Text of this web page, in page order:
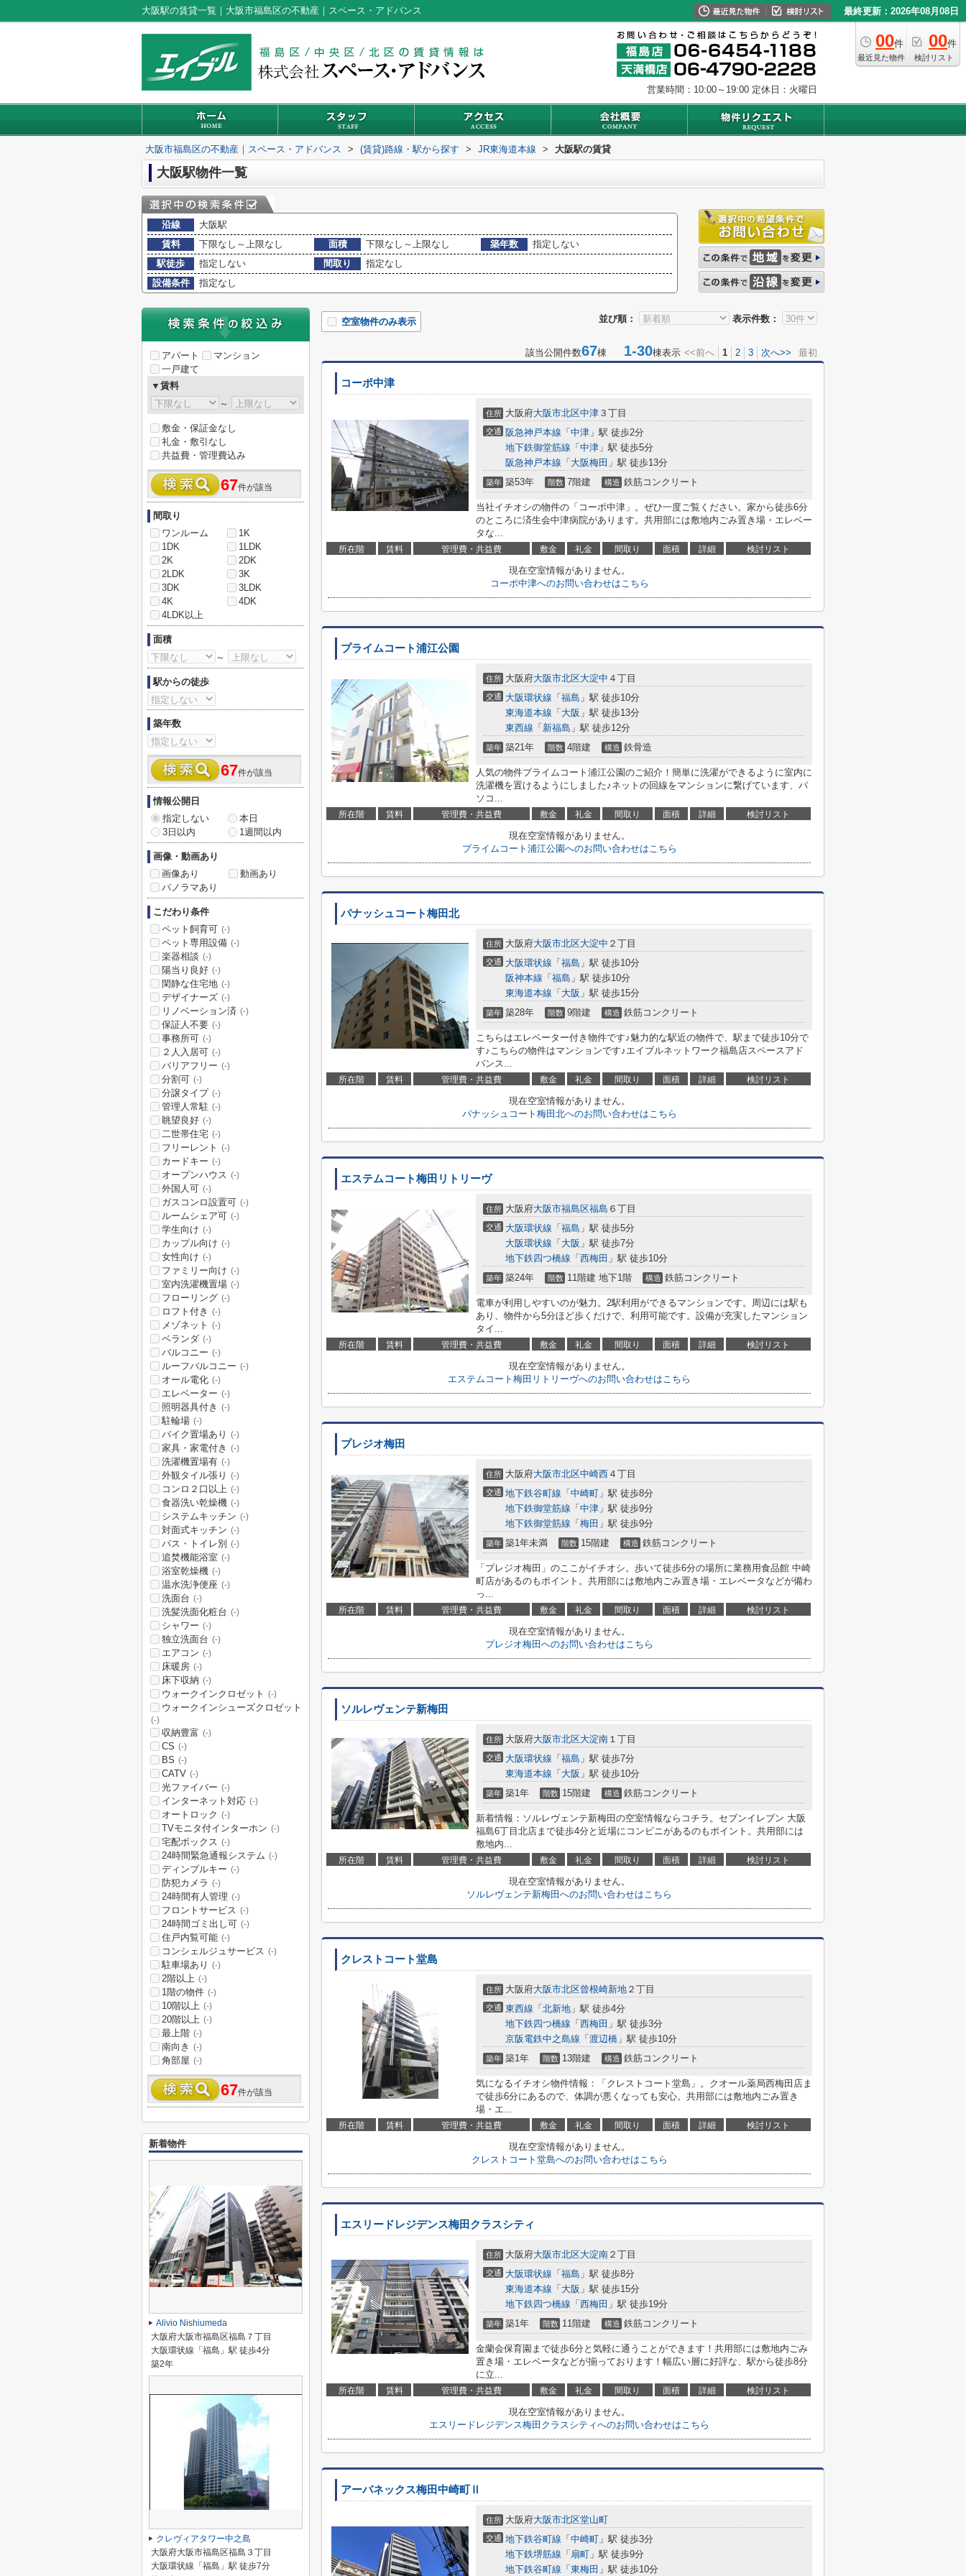
大阪駅の賃貸一覧｜大阪市福島区の不動産｜スペース・アドバンス 最終更新：2026年08月08日
00件
最近見た物件
00件
検討リスト
営業時間：10:00～19:00 定休日：火曜日
大阪市福島区の不動産｜スペース・アドバンス > (賃貸)路線・駅から探す > JR東海道本線 > 大阪駅の賃貸
大阪駅物件一覧
沿線
大阪駅
賃料
下限なし～上限なし 面積 下限なし～上限なし 築年数
指定しない
駅徒歩
指定しない 間取り
指定なし
設備条件
指定なし
並び順： 表示件数：
空室物件のみ表示
該当公開件数67棟 1-30棟表示 <<前へ 1 2 3 次へ>> 最初
コーポ中津
住所 大阪府大阪市北区中津 ３丁目
交通 阪急神戸本線 「 中津 」駅 徒歩2分
地下鉄御堂筋線 「 中津 」駅 徒歩5分
阪急神戸本線 「 大阪梅田 」駅 徒歩13分
築年 築53年 階数 7階建 構造 鉄筋コンクリート
当社イチオシの物件の「コーポ中津」。ぜひ一度ご覧ください。家から徒歩6分
のところに済生会中津病院があります。共用部には敷地内ごみ置き場・エレベー
タな...
所在階 賃料 管理費・共益費 敷金 礼金 間取り 面積 詳細 検討リスト
現在空室情報がありません。
コーポ中津へのお問い合わせはこちら
プライムコート浦江公園
住所 大阪府大阪市北区大淀中 ４丁目
交通 大阪環状線 「 福島 」駅 徒歩10分
東海道本線 「 大阪 」駅 徒歩13分
東西線 「 新福島 」駅 徒歩12分
築年 築21年 階数 4階建 構造 鉄骨造
人気の物件プライムコート浦江公園のご紹介！簡単に洗濯ができるように室内に
洗濯機を置けるようにしました♪ネットの回線をマンションに繋げています、パ
ソコ...
所在階 賃料 管理費・共益費 敷金 礼金 間取り 面積 詳細 検討リスト
現在空室情報がありません。
プライムコート浦江公園へのお問い合わせはこちら
パナッシュコート梅田北
住所 大阪府大阪市北区大淀中 ２丁目
交通 大阪環状線 「 福島 」駅 徒歩10分
阪神本線 「 福島 」駅 徒歩10分
東海道本線 「 大阪 」駅 徒歩15分
築年 築28年 階数 9階建 構造 鉄筋コンクリート
こちらはエレベーター付き物件です♪魅力的な駅近の物件で、駅まで徒歩10分で
す♪こちらの物件はマンションです♪エイブルネットワーク福島店スペースアド
バンス...
所在階 賃料 管理費・共益費 敷金 礼金 間取り 面積 詳細 検討リスト
現在空室情報がありません。
パナッシュコート梅田北へのお問い合わせはこちら
エステムコート梅田リトリーヴ
住所 大阪府大阪市福島区福島 ６丁目
交通 大阪環状線 「 福島 」駅 徒歩5分
大阪環状線 「 大阪 」駅 徒歩7分
地下鉄四つ橋線 「 西梅田 」駅 徒歩10分
築年 築24年 階数 11階建 地下1階 構造 鉄筋コンクリート
電車が利用しやすいのが魅力。2駅利用ができるマンションです。周辺には駅も
あり、物件から5分ほど歩くだけで、利用可能です。設備が充実したマンション
タイ...
所在階 賃料 管理費・共益費 敷金 礼金 間取り 面積 詳細 検討リスト
現在空室情報がありません。
エステムコート梅田リトリーヴへのお問い合わせはこちら
プレジオ梅田
住所 大阪府大阪市北区中崎西 ４丁目
交通 地下鉄谷町線 「 中崎町 」駅 徒歩8分
地下鉄御堂筋線 「 中津 」駅 徒歩9分
地下鉄御堂筋線 「 梅田 」駅 徒歩9分
築年 築1年未満 階数 15階建 構造 鉄筋コンクリート
「プレジオ梅田」のここがイチオシ。歩いて徒歩6分の場所に業務用食品館 中崎
町店があるのもポイント。共用部には敷地内ごみ置き場・エレベータなどが備わ
っ...
所在階 賃料 管理費・共益費 敷金 礼金 間取り 面積 詳細 検討リスト
現在空室情報がありません。
プレジオ梅田へのお問い合わせはこちら
ソルレヴェンテ新梅田
住所 大阪府大阪市北区大淀南 １丁目
交通 大阪環状線 「 福島 」駅 徒歩7分
東海道本線 「 大阪 」駅 徒歩10分
築年 築1年 階数 15階建 構造 鉄筋コンクリート
新着情報：ソルレヴェンテ新梅田の空室情報ならコチラ。セブンイレブン 大阪
福島6丁目北店まで徒歩4分と近場にコンビニがあるのもポイント。共用部には
敷地内...
所在階 賃料 管理費・共益費 敷金 礼金 間取り 面積 詳細 検討リスト
現在空室情報がありません。
ソルレヴェンテ新梅田へのお問い合わせはこちら
クレストコート堂島
住所 大阪府大阪市北区曾根崎新地 ２丁目
交通 東西線 「 北新地 」駅 徒歩4分
地下鉄四つ橋線 「 西梅田 」駅 徒歩3分
京阪電鉄中之島線 「 渡辺橋 」駅 徒歩10分
築年 築1年 階数 13階建 構造 鉄筋コンクリート
気になるイチオシ物件情報：「クレストコート堂島」。クオール薬局西梅田店ま
で徒歩6分にあるので、体調が悪くなっても安心。共用部には敷地内ごみ置き
場・エ...
所在階 賃料 管理費・共益費 敷金 礼金 間取り 面積 詳細 検討リスト
現在空室情報がありません。
クレストコート堂島へのお問い合わせはこちら
エスリードレジデンス梅田クラスシティ
住所 大阪府大阪市北区大淀南 ２丁目
交通 大阪環状線 「 福島 」駅 徒歩8分
東海道本線 「 大阪 」駅 徒歩15分
地下鉄四つ橋線 「 西梅田 」駅 徒歩19分
築年 築1年 階数 11階建 構造 鉄筋コンクリート
金蘭会保育園まで徒歩6分と気軽に通うことができます！共用部には敷地内ごみ
置き場・エレベータなどが揃っております！幅広い層に好評な、駅から徒歩8分
に立...
所在階 賃料 管理費・共益費 敷金 礼金 間取り 面積 詳細 検討リスト
現在空室情報がありません。
エスリードレジデンス梅田クラスシティへのお問い合わせはこちら
アーバネックス梅田中崎町Ⅱ
住所 大阪府大阪市北区堂山町
交通 地下鉄谷町線 「 中崎町 」駅 徒歩3分
地下鉄堺筋線 「 扇町 」駅 徒歩9分
地下鉄谷町線 「 東梅田 」駅 徒歩10分
アパート
マンション
一戸建て
▼賃料
～
敷金・保証金なし
礼金・敷引なし
共益費・管理費込み
67件が該当
間取り
ワンルーム
1K
1DK
1LDK
2K
2DK
2LDK
3K
3DK
3LDK
4K
4DK
4LDK以上
面積
～
駅からの徒歩
築年数
67件が該当
情報公開日
指定しない
本日
3日以内
1週間以内
画像・動画あり
画像あり
動画あり
パノラマあり
こだわり条件
ペット飼育可 (-)
ペット専用設備 (-)
楽器相談 (-)
陽当り良好 (-)
閑静な住宅地 (-)
デザイナーズ (-)
リノベーション済 (-)
保証人不要 (-)
事務所可 (-)
２人入居可 (-)
バリアフリー (-)
分割可 (-)
分譲タイプ (-)
管理人常駐 (-)
眺望良好 (-)
二世帯住宅 (-)
フリーレント (-)
カードキー (-)
オープンハウス (-)
外国人可 (-)
ガスコンロ設置可 (-)
ルームシェア可 (-)
学生向け (-)
カップル向け (-)
女性向け (-)
ファミリー向け (-)
室内洗濯機置場 (-)
フローリング (-)
ロフト付き (-)
メゾネット (-)
ベランダ (-)
バルコニー (-)
ルーフバルコニー (-)
オール電化 (-)
エレベーター (-)
照明器具付き (-)
駐輪場 (-)
バイク置場あり (-)
家具・家電付き (-)
洗濯機置場有 (-)
外観タイル張り (-)
コンロ２口以上 (-)
食器洗い乾燥機 (-)
システムキッチン (-)
対面式キッチン (-)
バス・トイレ別 (-)
追焚機能浴室 (-)
浴室乾燥機 (-)
温水洗浄便座 (-)
洗面台 (-)
洗髪洗面化粧台 (-)
シャワー (-)
独立洗面台 (-)
エアコン (-)
床暖房 (-)
床下収納 (-)
ウォークインクロゼット (-)
ウォークインシューズクロゼット
(-)
収納豊富 (-)
CS (-)
BS (-)
CATV (-)
光ファイバー (-)
インターネット対応 (-)
オートロック (-)
TVモニタ付インターホン (-)
宅配ボックス (-)
24時間緊急通報システム (-)
ディンプルキー (-)
防犯カメラ (-)
24時間有人管理 (-)
フロントサービス (-)
24時間ゴミ出し可 (-)
住戸内覧可能 (-)
コンシェルジュサービス (-)
駐車場あり (-)
2階以上 (-)
1階の物件 (-)
10階以上 (-)
20階以上 (-)
最上階 (-)
南向き (-)
角部屋 (-)
67件が該当
新着物件
Alivio Nishiumeda
大阪府大阪市福島区福島７丁目
大阪環状線「福島」駅 徒歩4分
築2年
クレヴィアタワー中之島
大阪府大阪市福島区福島３丁目
大阪環状線「福島」駅 徒歩7分